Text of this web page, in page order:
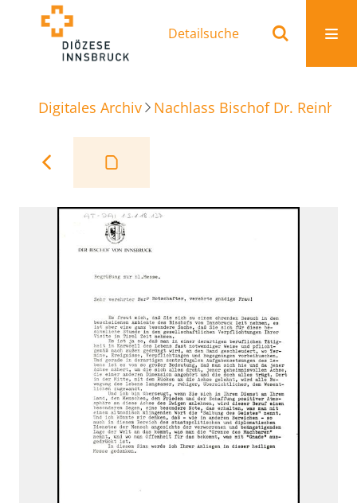
Detailsuche
Digitales Archiv Nachlass Bischof Dr.